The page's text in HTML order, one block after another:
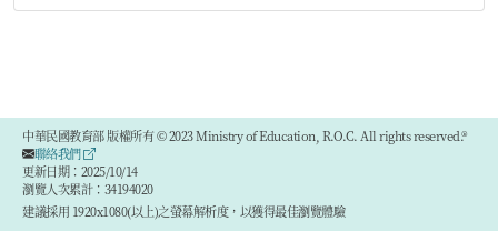
中華民國教育部 版權所有 © 2023 Ministry of Education, R.O.C. All rights reserved.®
聯絡我們
更新日期：2025/10/14
瀏覽人次累計：34194020
建議採用 1920x1080(以上)之螢幕解析度，以獲得最佳瀏覽體驗